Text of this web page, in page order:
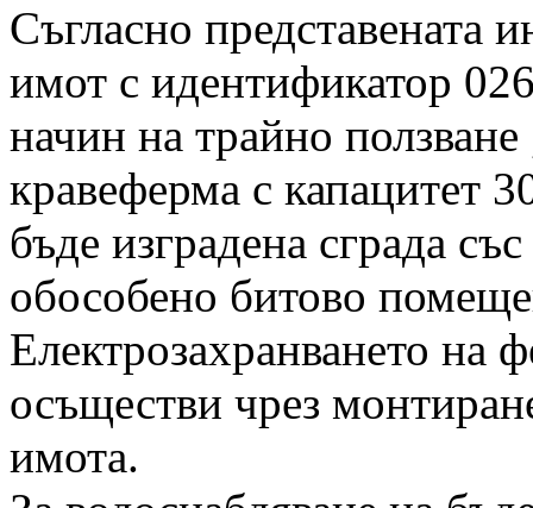
Съгласно представената
имот с идентификатор
начин на трайно ползване
кравеферма с капацитет
бъде изградена сграда
обособено битово
Електрозахранването на
осъществи чрез
имота.